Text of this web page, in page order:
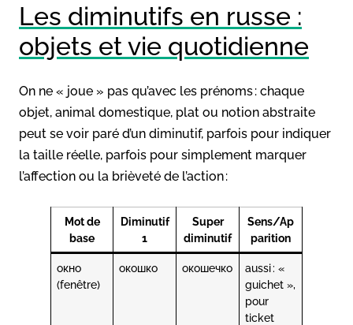
Les diminutifs en russe :
objets et vie quotidienne
On ne « joue » pas qu’avec les prénoms : chaque
objet, animal domestique, plat ou notion abstraite
peut se voir paré d’un diminutif, parfois pour indiquer
la taille réelle, parfois pour simplement marquer
l’affection ou la brièveté de l’action :
Mot de
base
Diminutif
1
Super
diminutif
Sens/Ap
parition
окно
(fenêtre)
окошко окошечко
aussi : «
guichet »,
pour
ticket